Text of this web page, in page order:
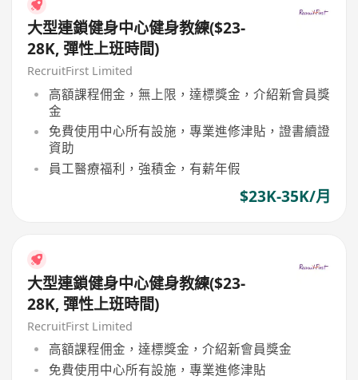
大型連鎖健身中心健身教練($23-
28K, 彈性上班時間)
RecruitFirst Limited
高額課程佣金，無上限，達標獎金，介紹新會員獎
金
免費使用中心所有設施，專業進修津貼，證書續證
資助
員工醫療福利，強積金，有薪年假
$23K-35K/月
大型連鎖健身中心健身教練($23-
28K, 彈性上班時間)
RecruitFirst Limited
高額課程佣金，達標獎金，介紹新會員獎金
免費使用中心所有設施，專業進修津貼